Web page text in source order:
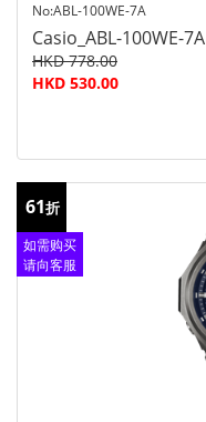
No:ABL-100WE-7A
Casio_ABL-100WE-7A
HKD 778.00
HKD 530.00
61折
如需购买
请向客服